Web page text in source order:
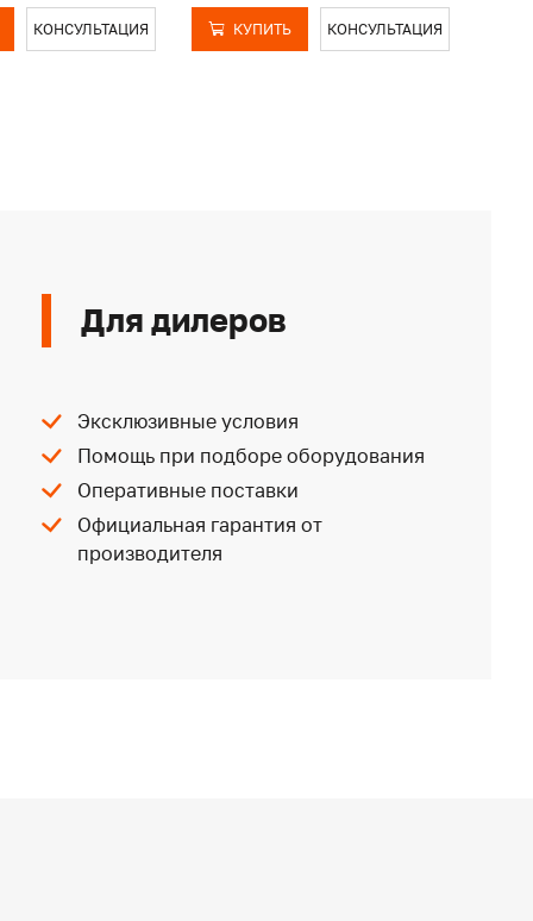
КОНСУЛЬТАЦИЯ КУПИТЬ КОНСУЛЬТАЦИЯ
Для дилеров
Эксклюзивные условия
Помощь при подборе оборудования
Оперативные поставки
Официальная гарантия от
производителя